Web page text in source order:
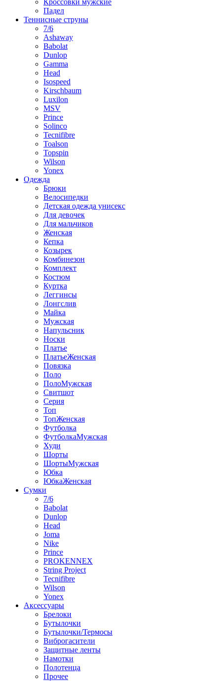
Кроссовки мужские
Падел
Теннисные струны
7/6
Ashaway
Babolat
Dunlop
Gamma
Head
Isospeed
Kirschbaum
Luxilon
MSV
Prince
Solinco
Tecnifibre
Toalson
Topspin
Wilson
Yonex
Одежда
Брюки
Велосипедки
Детская одежда унисекс
Для девочек
Для мальчиков
Женская
Кепка
Козырек
Комбинезон
Комплект
Костюм
Куртка
Леггинсы
Лонгслив
Майка
Мужская
Напульсник
Носки
Платье
ПлатьеЖенская
Повязка
Поло
ПолоМужская
Свитшот
Серия
Топ
ТопЖенская
Футболка
ФутболкаМужская
Худи
Шорты
ШортыМужская
Юбка
ЮбкаЖенская
Сумки
7/6
Babolat
Dunlop
Head
Joma
Nike
Prince
PROKENNEX
String Project
Tecnifibre
Wilson
Yonex
Аксессуары
Брелоки
Бутылочки
Бутылочки/Термосы
Виброгасители
Защитные ленты
Намотки
Полотенца
Прочее